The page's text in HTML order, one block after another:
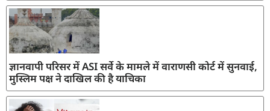
ज्ञानवापी परिसर में ASI सर्वे के मामले में वाराणसी कोर्ट में सुनवाई,
मुस्लिम पक्ष ने दाखिल की है याचिका